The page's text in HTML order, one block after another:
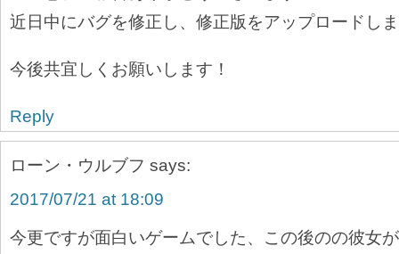
近日中にバグを修正し、修正版をアップロードし
今後共宜しくお願いします！
Reply
ローン・ウルブフ says:
2017/07/21 at 18:09
今更ですが面白いゲームでした、この後のの彼女